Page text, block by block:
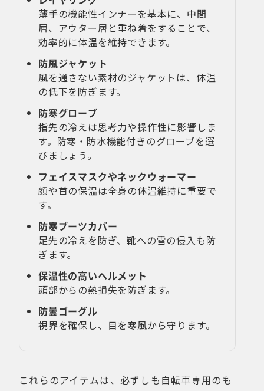
薄手の機能性インナーを基本に、中間
層、アウター層と重ね着をすることで、
効率的に体温を維持できます。
防風ジャケット
風を通さない素材のジャケットは、体温
の低下を防ぎます。
防寒グローブ
指先の冷えは思考力や操作性に影響しま
す。防寒・防水機能付きのグローブを選
びましょう。
フェイスマスクやネックウォーマー
顔や首の保温は全身の体温維持に重要で
す。
防寒ブーツカバー
足先の冷えを防ぎ、靴への雪の侵入も防
ぎます。
保温性の高いヘルメット
頭部からの熱損失を防ぎます。
防曇ゴーグル
視界を確保し、目を寒風から守ります。
これらのアイテムは、必ずしも自転車専用のも